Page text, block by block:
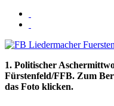
1. Politischer
Fürstenfeld/FFB. Zum
das Foto klicken.